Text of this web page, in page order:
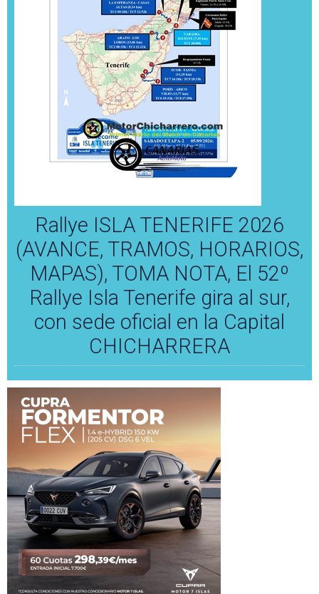
Rallye ISLA TENERIFE 2026
(AVANCE, TRAMOS, HORARIOS,
MAPAS), TOMA NOTA, El 52º
Rallye Isla Tenerife gira al sur,
con sede oficial en la Capital
CHICHARRERA